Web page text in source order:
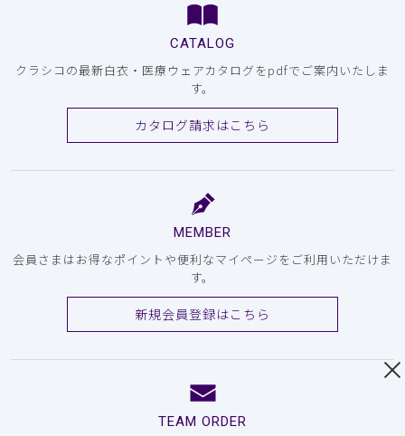
CATALOG
クラシコの最新白衣・医療ウェアカタログをpdfでご案内いたしま
す。
カタログ請求はこちら
MEMBER
会員さまはお得なポイントや便利なマイページをご利用いただけま
す。
新規会員登録はこちら
TEAM ORDER